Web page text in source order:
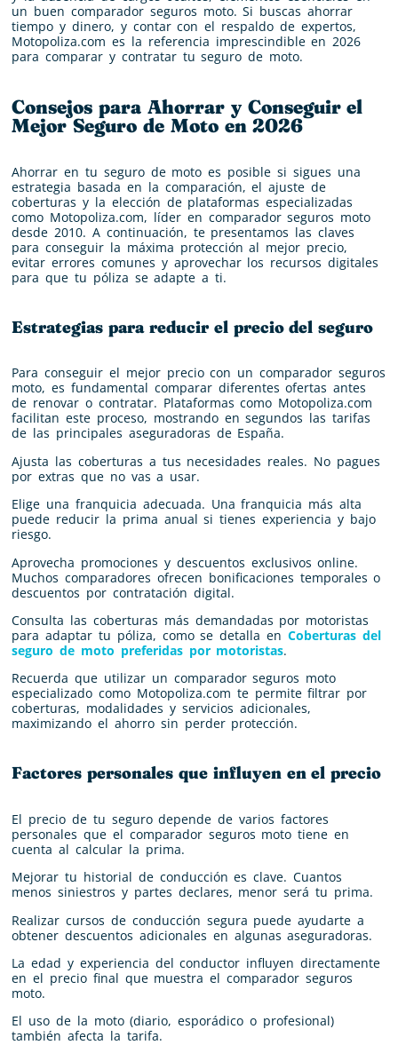
un buen comparador seguros moto. Si buscas ahorrar
tiempo y dinero, y contar con el respaldo de expertos,
Motopoliza.com es la referencia imprescindible en 2026
para comparar y contratar tu seguro de moto.
Consejos para Ahorrar y Conseguir el
Mejor Seguro de Moto en 2026
Ahorrar en tu seguro de moto es posible si sigues una
estrategia basada en la comparación, el ajuste de
coberturas y la elección de plataformas especializadas
como Motopoliza.com, líder en comparador seguros moto
desde 2010. A continuación, te presentamos las claves
para conseguir la máxima protección al mejor precio,
evitar errores comunes y aprovechar los recursos digitales
para que tu póliza se adapte a ti.
Estrategias para reducir el precio del seguro
Para conseguir el mejor precio con un comparador seguros
moto, es fundamental comparar diferentes ofertas antes
de renovar o contratar. Plataformas como Motopoliza.com
facilitan este proceso, mostrando en segundos las tarifas
de las principales aseguradoras de España.
Ajusta las coberturas a tus necesidades reales. No pagues
por extras que no vas a usar.
Elige una franquicia adecuada. Una franquicia más alta
puede reducir la prima anual si tienes experiencia y bajo
riesgo.
Aprovecha promociones y descuentos exclusivos online.
Muchos comparadores ofrecen bonificaciones temporales o
descuentos por contratación digital.
Consulta las coberturas más demandadas por motoristas
para adaptar tu póliza, como se detalla enCoberturas del
seguro de moto preferidas por motoristas.
Recuerda que utilizar un comparador seguros moto
especializado como Motopoliza.com te permite filtrar por
coberturas, modalidades y servicios adicionales,
maximizando el ahorro sin perder protección.
Factores personales que influyen en el precio
El precio de tu seguro depende de varios factores
personales que el comparador seguros moto tiene en
cuenta al calcular la prima.
Mejorar tu historial de conducción es clave. Cuantos
menos siniestros y partes declares, menor será tu prima.
Realizar cursos de conducción segura puede ayudarte a
obtener descuentos adicionales en algunas aseguradoras.
La edad y experiencia del conductor influyen directamente
en el precio final que muestra el comparador seguros
moto.
El uso de la moto (diario, esporádico o profesional)
también afecta la tarifa.